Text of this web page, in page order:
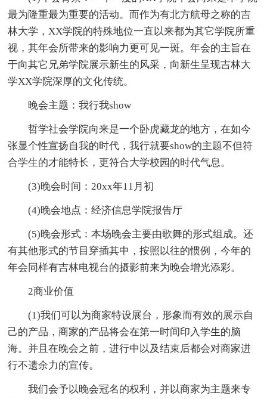
最为隆重最为重要的活动。而作为有北方航母之称的吉
林大学，XX学院的特殊地位一直以来都为其它学院所重
视，其年会所带来的影响力更可见一斑。年会的主旨在
于向其它兄弟学院展示新生的风采，向新生呈现吉林大
学XX学院深厚的文化传统。
晚会主题：我行我show
哲学社会学院向来是一个卧虎藏龙的地方，在如今
张显个性宣扬自我的时代，我行就要show的主题不但符
合学生的才能特长，更符合大学校园的时代气息。
(3)晚会时间：20xx年11月初
(4)晚会地点：经济信息学院报告厅
(5)晚会形式：本场晚会主要由歌舞的形式组成。还
有其他形式的节目穿插其中，按照以往的惯例，今年的
年会同样有吉林电视台的摄影前来为晚会增光添彩。
2商业价值
(1)我们可以为商家特设展台，形象而有效的展示自
己的产品，商家的产品将会在第一时间印入学生的脑
海。并且在晚会之前，进行中以及结束后都会对商家进
行不遗余力的宣传。
我们会予以晚会冠名的权利，并以商家为主题来专